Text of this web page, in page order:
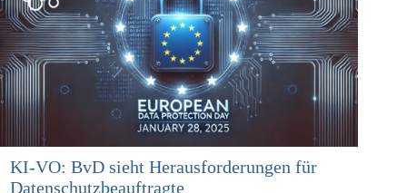
KI-VO: BvD sieht Herausforderungen für